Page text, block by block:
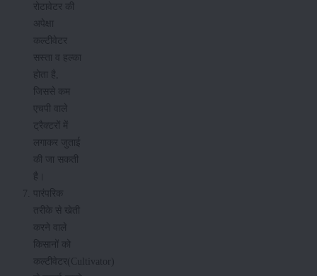
रोटावेटर की
अपेक्षा
कल्टीवेटर
सस्ता व हल्का
होता है,
जिससे कम
एचपी वाले
ट्रैक्टरों में
लगाकर जुताई
की जा सकती
है।
पारंपरिक
तरीके से खेती
करने वाले
किसानों को
कल्टीवेटर(Cultivator)